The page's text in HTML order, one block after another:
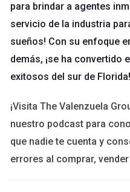
Estableciendo tu
Una vez elegida la zona, es
Publicidad local:Utiliza
publicaciones en
Eventos comunitarios:
que no solo te dará
permitirá conocer a
Redes sociales: Crea
con la comunidad y
para brindar a agentes
servicio de la industria
sueños! Con su enfoque
demás, ¡se ha convertido
exitosos del sur de Florida!
¡Visita The Valenzuela
nuestro podcast para
que nadie te cuenta y
errores al comprar,